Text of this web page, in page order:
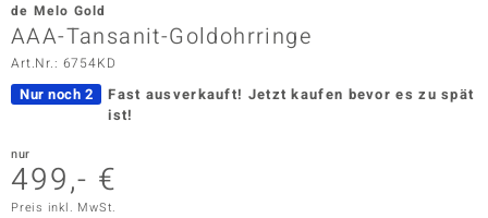
Vogue
de Melo Gold
AAA-Tansanit-Goldohrringe
Art.Nr.: 6754KD
Nur noch 2 Fast ausverkauft! Jetzt kaufen bevor es zu spät
ist!
nur
499,- €
Preis inkl. MwSt.